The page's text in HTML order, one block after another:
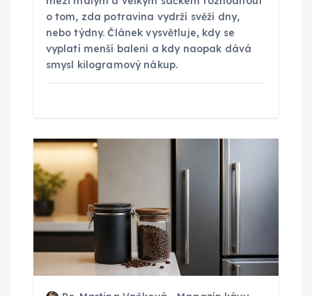
o tom, zda potravina vydrží svěží dny,
nebo týdny. Článek vysvětluje, kdy se
vyplatí menší balení a kdy naopak dává
smysl kilogramový nákup.